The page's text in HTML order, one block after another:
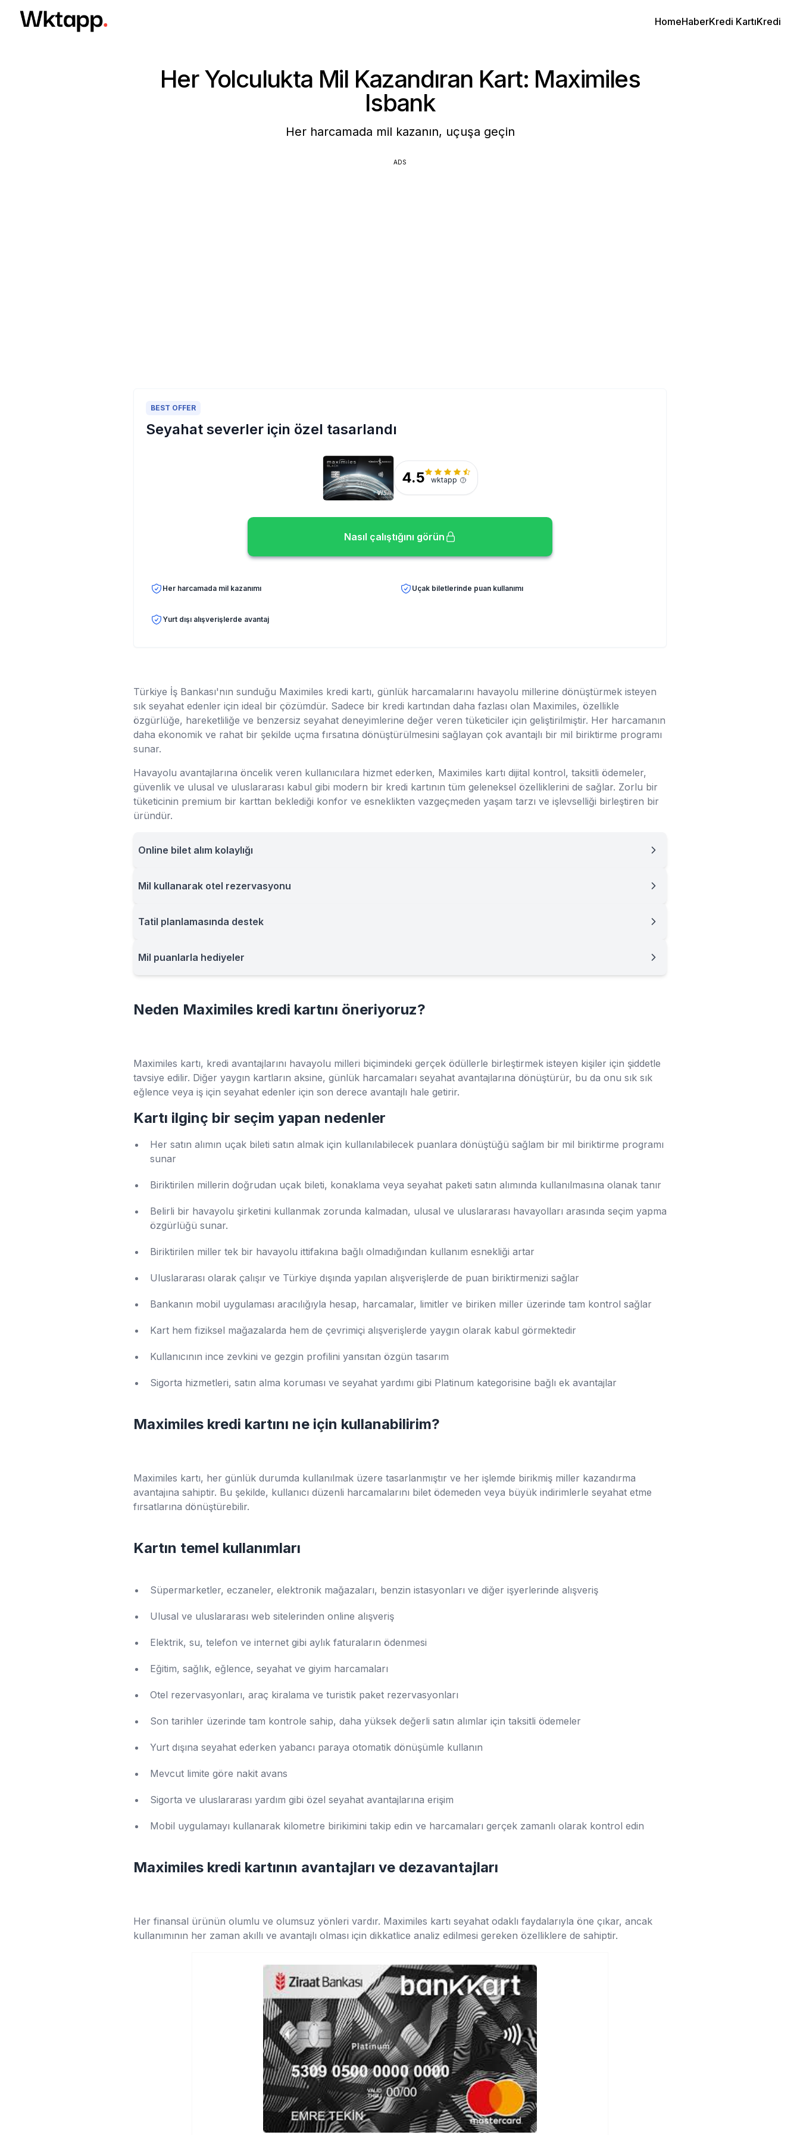
HomeHaberKredi KartıKredi
Her Yolculukta Mil Kazandıran Kart: Maximiles
Isbank
Her harcamada mil kazanın, uçuşa geçin
ADS
BEST OFFER
Seyahat severler için özel tasarlandı
4.5 wktapp
Nasıl çalıştığını görün
Her harcamada mil kazanımı Uçak biletlerinde puan kullanımı
Yurt dışı alışverişlerde avantaj
Türkiye İş Bankası'nın sunduğu Maximiles kredi kartı, günlük harcamalarını havayolu millerine dönüştürmek isteyen
sık seyahat edenler için ideal bir çözümdür. Sadece bir kredi kartından daha fazlası olan Maximiles, özellikle
özgürlüğe, hareketliliğe ve benzersiz seyahat deneyimlerine değer veren tüketiciler için geliştirilmiştir. Her harcamanın
daha ekonomik ve rahat bir şekilde uçma fırsatına dönüştürülmesini sağlayan çok avantajlı bir mil biriktirme programı
sunar.
Havayolu avantajlarına öncelik veren kullanıcılara hizmet ederken, Maximiles kartı dijital kontrol, taksitli ödemeler,
güvenlik ve ulusal ve uluslararası kabul gibi modern bir kredi kartının tüm geleneksel özelliklerini de sağlar. Zorlu bir
tüketicinin premium bir karttan beklediği konfor ve esneklikten vazgeçmeden yaşam tarzı ve işlevselliği birleştiren bir
üründür.
Online bilet alım kolaylığı
Mil kullanarak otel rezervasyonu
Tatil planlamasında destek
Mil puanlarla hediyeler
Neden Maximiles kredi kartını öneriyoruz?
Maximiles kartı, kredi avantajlarını havayolu milleri biçimindeki gerçek ödüllerle birleştirmek isteyen kişiler için şiddetle
tavsiye edilir. Diğer yaygın kartların aksine, günlük harcamaları seyahat avantajlarına dönüştürür, bu da onu sık sık
eğlence veya iş için seyahat edenler için son derece avantajlı hale getirir.
Kartı ilginç bir seçim yapan nedenler
Her satın alımın uçak bileti satın almak için kullanılabilecek puanlara dönüştüğü sağlam bir mil biriktirme programı
sunar
Biriktirilen millerin doğrudan uçak bileti, konaklama veya seyahat paketi satın alımında kullanılmasına olanak tanır
Belirli bir havayolu şirketini kullanmak zorunda kalmadan, ulusal ve uluslararası havayolları arasında seçim yapma
özgürlüğü sunar.
Biriktirilen miller tek bir havayolu ittifakına bağlı olmadığından kullanım esnekliği artar
Uluslararası olarak çalışır ve Türkiye dışında yapılan alışverişlerde de puan biriktirmenizi sağlar
Bankanın mobil uygulaması aracılığıyla hesap, harcamalar, limitler ve biriken miller üzerinde tam kontrol sağlar
Kart hem fiziksel mağazalarda hem de çevrimiçi alışverişlerde yaygın olarak kabul görmektedir
Kullanıcının ince zevkini ve gezgin profilini yansıtan özgün tasarım
Sigorta hizmetleri, satın alma koruması ve seyahat yardımı gibi Platinum kategorisine bağlı ek avantajlar
Maximiles kredi kartını ne için kullanabilirim?
Maximiles kartı, her günlük durumda kullanılmak üzere tasarlanmıştır ve her işlemde birikmiş miller kazandırma
avantajına sahiptir. Bu şekilde, kullanıcı düzenli harcamalarını bilet ödemeden veya büyük indirimlerle seyahat etme
fırsatlarına dönüştürebilir.
Kartın temel kullanımları
Süpermarketler, eczaneler, elektronik mağazaları, benzin istasyonları ve diğer işyerlerinde alışveriş
Ulusal ve uluslararası web sitelerinden online alışveriş
Elektrik, su, telefon ve internet gibi aylık faturaların ödenmesi
Eğitim, sağlık, eğlence, seyahat ve giyim harcamaları
Otel rezervasyonları, araç kiralama ve turistik paket rezervasyonları
Son tarihler üzerinde tam kontrole sahip, daha yüksek değerli satın alımlar için taksitli ödemeler
Yurt dışına seyahat ederken yabancı paraya otomatik dönüşümle kullanın
Mevcut limite göre nakit avans
Sigorta ve uluslararası yardım gibi özel seyahat avantajlarına erişim
Mobil uygulamayı kullanarak kilometre birikimini takip edin ve harcamaları gerçek zamanlı olarak kontrol edin
Maximiles kredi kartının avantajları ve dezavantajları
Her finansal ürünün olumlu ve olumsuz yönleri vardır. Maximiles kartı seyahat odaklı faydalarıyla öne çıkar, ancak
kullanımının her zaman akıllı ve avantajlı olması için dikkatlice analiz edilmesi gereken özelliklere de sahiptir.